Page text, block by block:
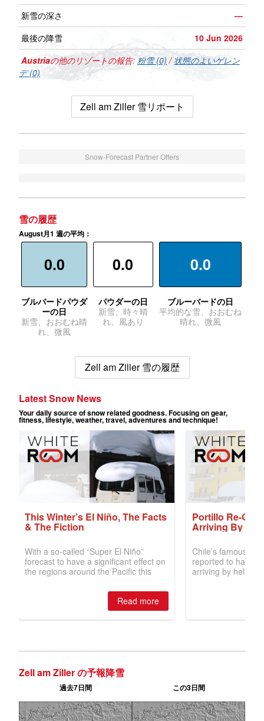
新雪の深さ
—
最後の降雪
10 Jun 2026
Austriaの他のリゾートの報告: 粉雪 (0) /状態のよいゲレン
デ (0)
Zell am Ziller 雪リポート
Snow-Forecast Partner Offers
雪の履歴
August月1 週の平均：
0.0
ブルバードパウダ
ーの日
新雪、おおむね晴
れ、微風
0.0
パウダーの日
新雪、時々晴
れ、風あり
0.0
ブルーバードの日
平均的な雪、おおむね
晴れ、微風
Zell am Ziller 雪の履歴
Zell am Ziller の予報降雪
過去7日間 この3日間